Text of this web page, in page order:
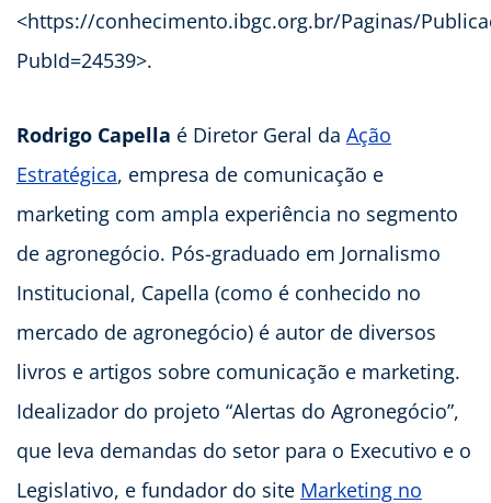
<https://conhecimento.ibgc.org.br/Paginas/
PubId=24539>.
Rodrigo Capella é Diretor Geral da Ação
Estratégica, empresa de comunicação e
marketing com ampla experiência no segmento
de agronegócio. Pós-graduado em Jornalismo
Institucional, Capella (como é conhecido no
mercado de agronegócio) é autor de diversos
livros e artigos sobre comunicação e marketing.
Idealizador do projeto “Alertas do Agronegócio”,
que leva demandas do setor para o Executivo e o
Legislativo, e fundador do site Marketing no